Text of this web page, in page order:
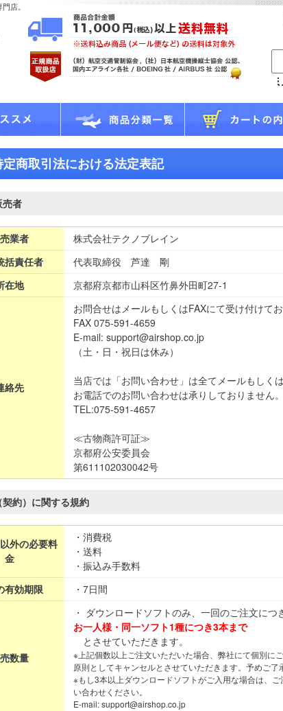
店。
定商取引法における法定表記
売者
業者
株式会社テクノブレイン
括責任者
代表取締役 芦達 剛
在地
京都府京都市山科区竹鼻外田町27-1
絡先
お問合せはメールもしくはFAXにて受け付けてお
FAX 075-591-4659
E-mail: support@airshop.co.jp
（土・日・祝日は休み）
当店では「お問い合わせ」は全てメールもしく
お電話でのお問い合わせは承りしておりません。
TEL:075-591-4657
≪古物商許可証≫
京都府公安委員会
第611102030042号
約）に関する規約
外の必要料
金
・消費税
・送料
・振込み手数料
有効期限
・7日間
数量
・ ダウンロードソフトのみ、一回のご注文につ
お一人様・同一ソフト1種につき3本まで
とさせていただきます。
※上記個数以上ご注文いただいた場合、弊社にて個別にご
原則としてキャンセルとさせていただきます。予めご了
※もし3本以上ダウンロードソフトがご入用な場合は、
い合わせください。
E-mail: support@airshop.co.jp